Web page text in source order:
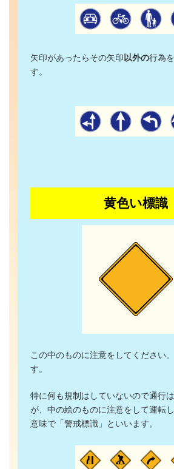
矢印があったらその矢印以外の行為
す。
黄色い標識
この中のものに注意をしてください
す。
特に何も規制はしていないので通行
が、中の絵のものに注意をして運転
意味で「警戒標識」といいます。